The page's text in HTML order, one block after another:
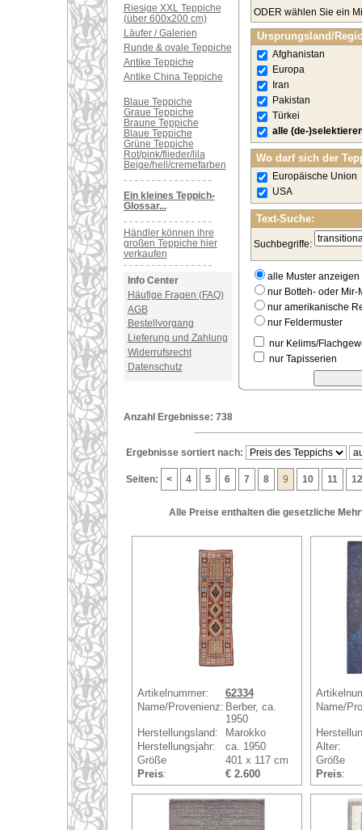
Riesige XXL Teppiche
(über 600x200 cm)
Läufer / Galerien
Runde & ovale Teppiche
Antike Teppiche
Antike China Teppiche
Blaue Teppiche
Graue Teppiche
Braune Teppiche
Blaue Teppiche
Grüne Teppiche
Rot/pink/flieder/lila
Beige/hell/cremefarben
Ein kleines Teppich-
Glossar...
Händler können ihre
großen Teppiche hier
verkaufen
Info Center
Häufige Fragen (FAQ)
AGB
Bestellvorgang
Lieferung und Zahlung
Widerrufsrecht
Datenschutz
ODER wählen Sie ein
Ursprungsland/
Afghanistan
Europa
Iran
Pakistan
Türkei
alle (de-
Wo darf sich der
Europäische Union
USA
Text-Suche:
Suchbegriffe:
alle Muster anzeigen
nur Botteh- oder Mir-
nur amerikanische
nur Feldermuster
nur Kelims/
nur Tapisserien
Anzahl Ergebnisse: 738
Ergebnisse sortiert nach:
Seiten: < 4 5 6 7 8 9 10 11 12
Alle Preise enthalten die gesetzliche
Artikelnummer:
62334
Name/Provenienz: Berber, ca.
1950
Herstellungsland:
Marokko
Herstellungsjahr:
ca. 1950
Größe
401 x 117 cm
Preis: € 2.600
Name/
Alter:
Größe
Preis: